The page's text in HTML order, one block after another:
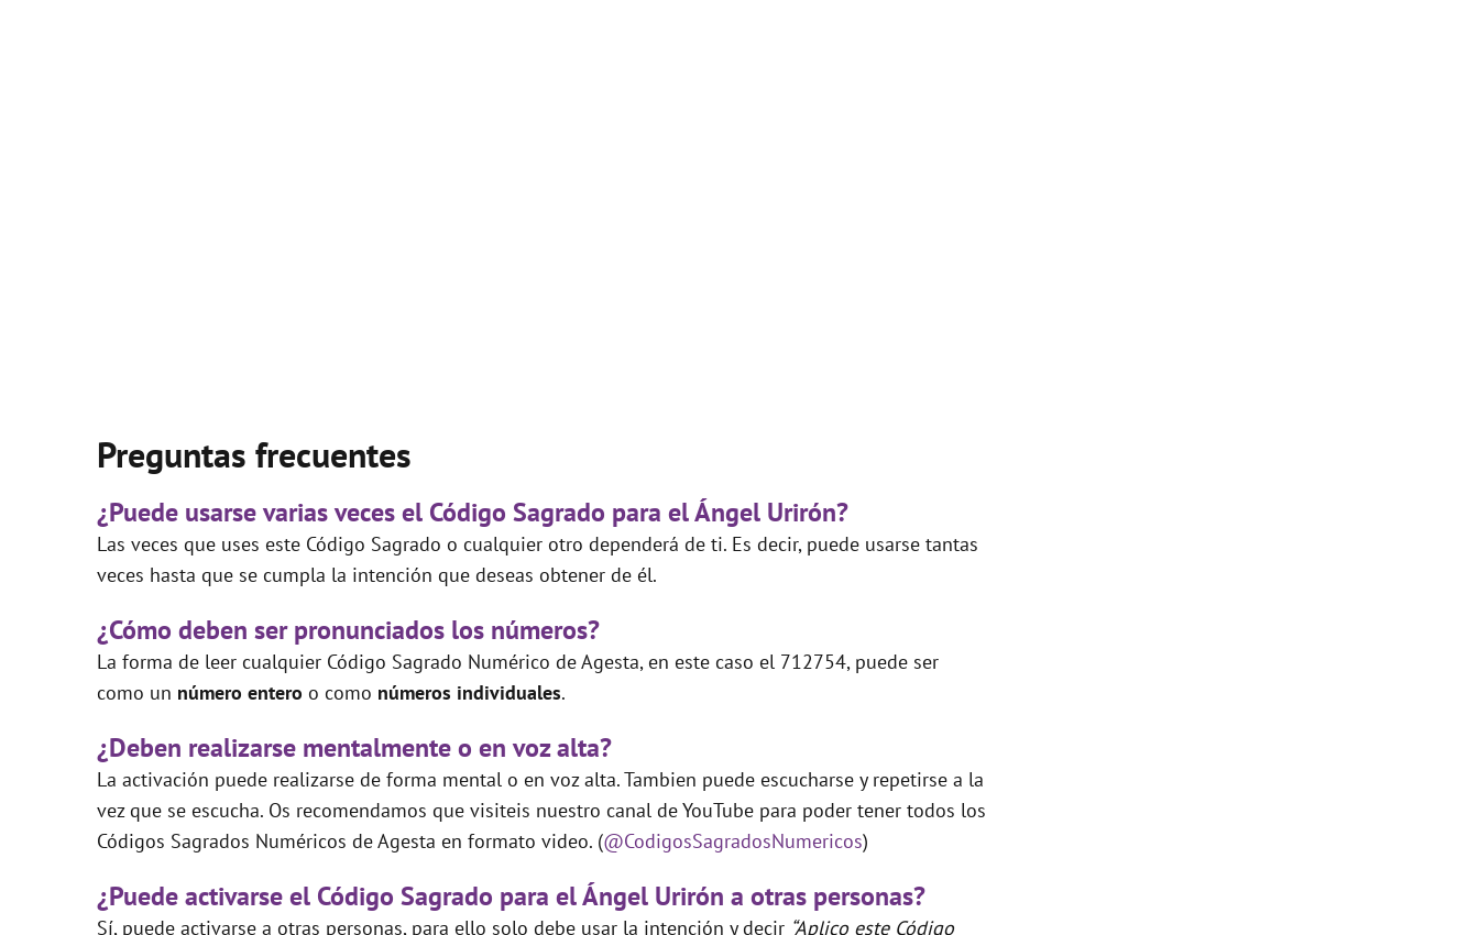
Preguntas frecuentes
¿Puede usarse varias veces el Código Sagrado para el Ángel Urirón?
Las veces que uses este Código Sagrado o cualquier otro dependerá de ti. Es decir, puede usarse tantas
veces hasta que se cumpla la intención que deseas obtener de él.
¿Cómo deben ser pronunciados los números?
La forma de leer cualquier Código Sagrado Numérico de Agesta, en este caso el 712754, puede ser
como un número entero o como números individuales.
¿Deben realizarse mentalmente o en voz alta?
La activación puede realizarse de forma mental o en voz alta. Tambien puede escucharse y repetirse a la
vez que se escucha. Os recomendamos que visiteis nuestro canal de YouTube para poder tener todos los
Códigos Sagrados Numéricos de Agesta en formato video. (@CodigosSagradosNumericos)
¿Puede activarse el Código Sagrado para el Ángel Urirón a otras personas?
Sí, puede activarse a otras personas, para ello solo debe usar la intención y decir “Aplico este Código